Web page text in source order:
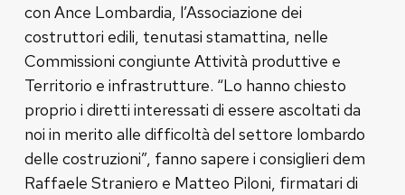
con Ance Lombardia, l’Associazione dei
costruttori edili, tenutasi stamattina, nelle
Commissioni congiunte Attività produttive e
Territorio e infrastrutture. “Lo hanno chiesto
proprio i diretti interessati di essere ascoltati da
noi in merito alle difficoltà del settore lombardo
delle costruzioni”, fanno sapere i consiglieri dem
Raffaele Straniero e Matteo Piloni, firmatari di